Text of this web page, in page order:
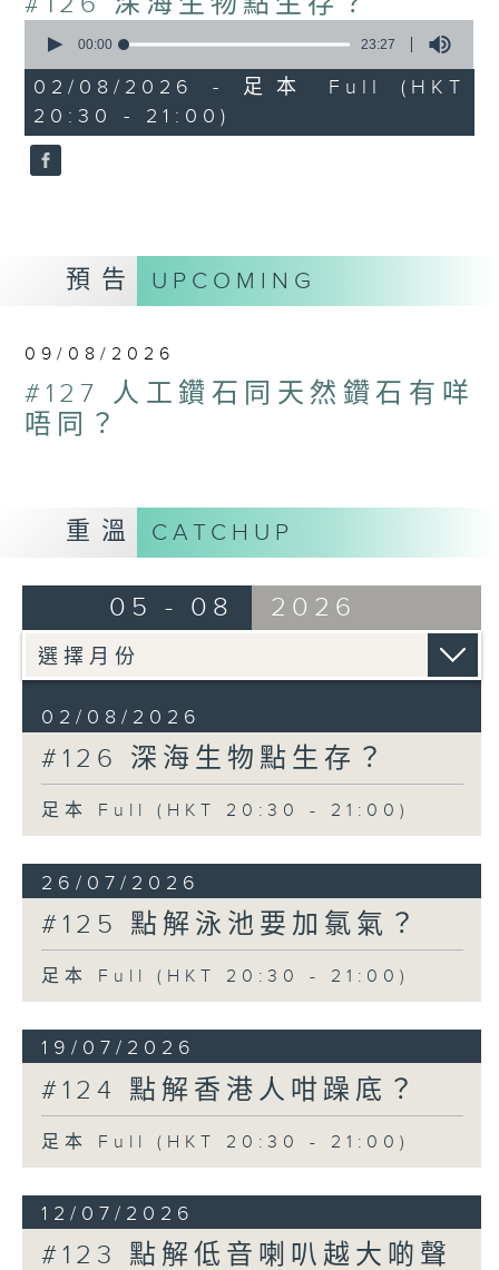
seconds
23
minutes,
27
seconds
00:00 23:27
02/08/2026 - 足本 Full (HKT
20:30 - 21:00)
預告 UPCOMING
09/08/2026
#127 人工鑽石同天然鑽石有咩
唔同？
重溫 CATCHUP
05 - 08 2026
02/08/2026
#126 深海生物點生存？
足本 Full (HKT 20:30 - 21:00)
26/07/2026
#125 點解泳池要加氯氣？
足本 Full (HKT 20:30 - 21:00)
19/07/2026
#124 點解香港人咁躁底？
足本 Full (HKT 20:30 - 21:00)
12/07/2026
#123 點解低音喇叭越大啲聲